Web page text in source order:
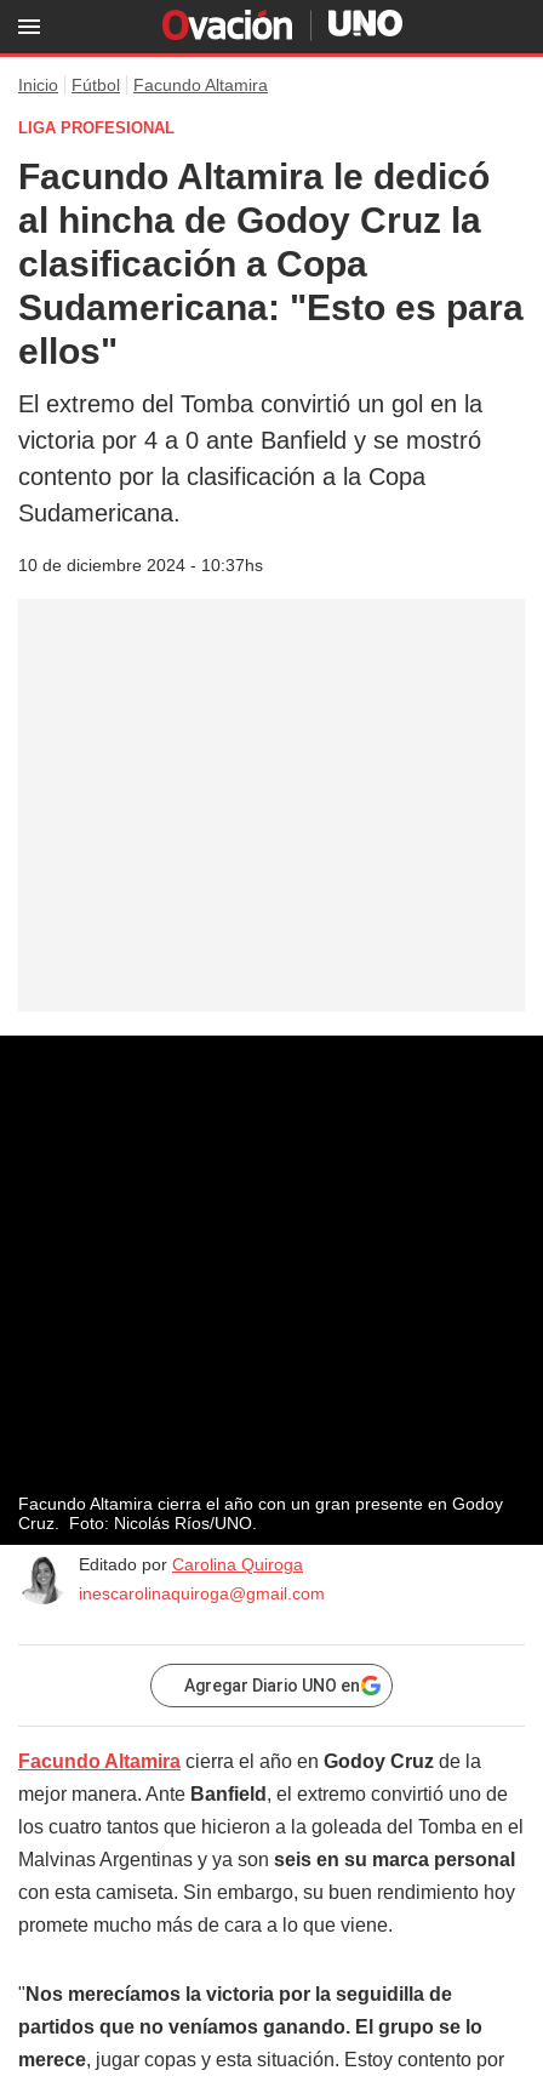
Inicio Fútbol Facundo Altamira
LIGA PROFESIONAL
Facundo Altamira le dedicó
al hincha de Godoy Cruz la
clasificación a Copa
Sudamericana: "Esto es para
ellos"
El extremo del Tomba convirtió un gol en la
victoria por 4 a 0 ante Banfield y se mostró
contento por la clasificación a la Copa
Sudamericana.
10 de diciembre 2024 - 10:37hs
Facundo Altamira cierra el año con un gran presente en Godoy
Cruz. Foto: Nicolás Ríos/UNO.
Editado por Carolina Quiroga
inescarolinaquiroga@gmail.com
Agregar Diario UNO en
Facundo Altamira cierra el año en Godoy Cruz de la
mejor manera. Ante Banfield , el extremo convirtió uno de
los cuatro tantos que hicieron a la goleada del Tomba en el
Malvinas Argentinas y ya son seis en su marca personal
con esta camiseta. Sin embargo, su buen rendimiento hoy
promete mucho más de cara a lo que viene.
" Nos merecíamos la victoria por la seguidilla de
partidos que no veníamos ganando. El grupo se lo
merece, jugar copas y esta situación. Estoy contento por